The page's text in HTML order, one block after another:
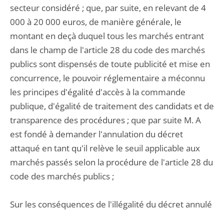
secteur considéré ; que, par suite, en relevant de 4
000 à 20 000 euros, de manière générale, le
montant en deçà duquel tous les marchés entrant
dans le champ de l'article 28 du code des marchés
publics sont dispensés de toute publicité et mise en
concurrence, le pouvoir réglementaire a méconnu
les principes d'égalité d'accès à la commande
publique, d'égalité de traitement des candidats et de
transparence des procédures ; que par suite M. A
est fondé à demander l'annulation du décret
attaqué en tant qu'il relève le seuil applicable aux
marchés passés selon la procédure de l'article 28 du
code des marchés publics ;
Sur les conséquences de l'illégalité du décret annulé